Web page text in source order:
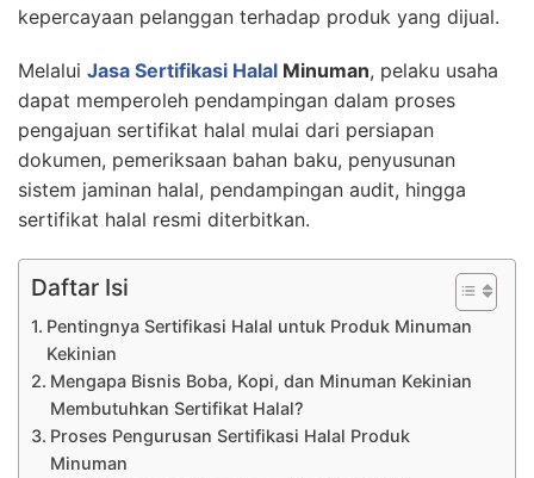
kepercayaan pelanggan terhadap produk yang dijual.
Melalui Jasa Sertifikasi Halal Minuman, pelaku usaha
dapat memperoleh pendampingan dalam proses
pengajuan sertifikat halal mulai dari persiapan
dokumen, pemeriksaan bahan baku, penyusunan
sistem jaminan halal, pendampingan audit, hingga
sertifikat halal resmi diterbitkan.
Daftar Isi
Pentingnya Sertifikasi Halal untuk Produk Minuman
Kekinian
Mengapa Bisnis Boba, Kopi, dan Minuman Kekinian
Membutuhkan Sertifikat Halal?
Proses Pengurusan Sertifikasi Halal Produk
Minuman